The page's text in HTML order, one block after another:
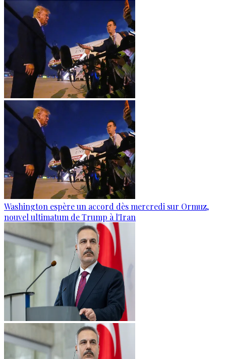
Washington espère un accord dès mercredi sur Ormuz,
nouvel ultimatum de Trump à l'Iran